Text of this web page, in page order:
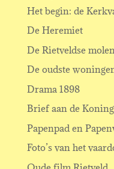
Het begin: de
De Heremiet
De Rietveldse molen
De oudste
Drama 1898
Brief aan de
Papenpad en
Foto’s van het